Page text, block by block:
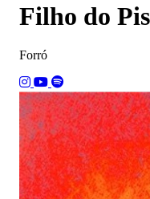
Filho do
Forró